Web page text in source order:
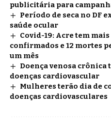
publicitária para
Período de seca no DF
saúde ocular
Covid-19: Acre tem
confirmados e 12 mortes
um mês
Doença venosa crônica
doenças cardiovascular
Mulheres terão dia de
doenças cardiovasculares